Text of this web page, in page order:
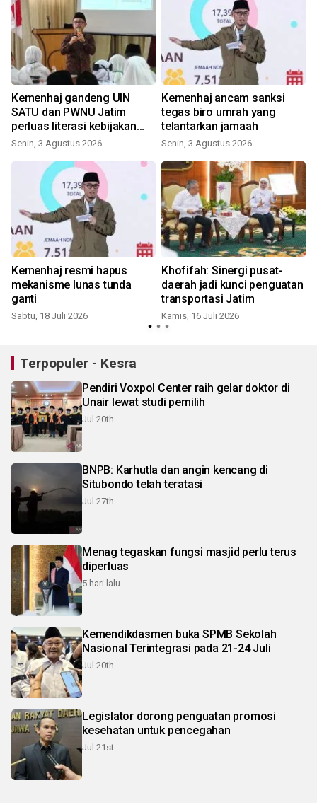
Kemenhaj gandeng UIN
SATU dan PWNU Jatim
perluas literasi kebijakan
haji
Senin, 3 Agustus 2026
Kemenhaj ancam sanksi
tegas biro umrah yang
telantarkan jamaah
Senin, 3 Agustus 2026
Kemenhaj resmi hapus
mekanisme lunas tunda
ganti
Sabtu, 18 Juli 2026
Khofifah: Sinergi pusat-
daerah jadi kunci penguatan
transportasi Jatim
Kamis, 16 Juli 2026
Terpopuler - Kesra
Pendiri Voxpol Center raih gelar doktor di
Unair lewat studi pemilih
Jul 20th
BNPB: Karhutla dan angin kencang di
Situbondo telah teratasi
Jul 27th
Menag tegaskan fungsi masjid perlu terus
diperluas
5 hari lalu
Kemendikdasmen buka SPMB Sekolah
Nasional Terintegrasi pada 21-24 Juli
Jul 20th
Legislator dorong penguatan promosi
kesehatan untuk pencegahan
Jul 21st